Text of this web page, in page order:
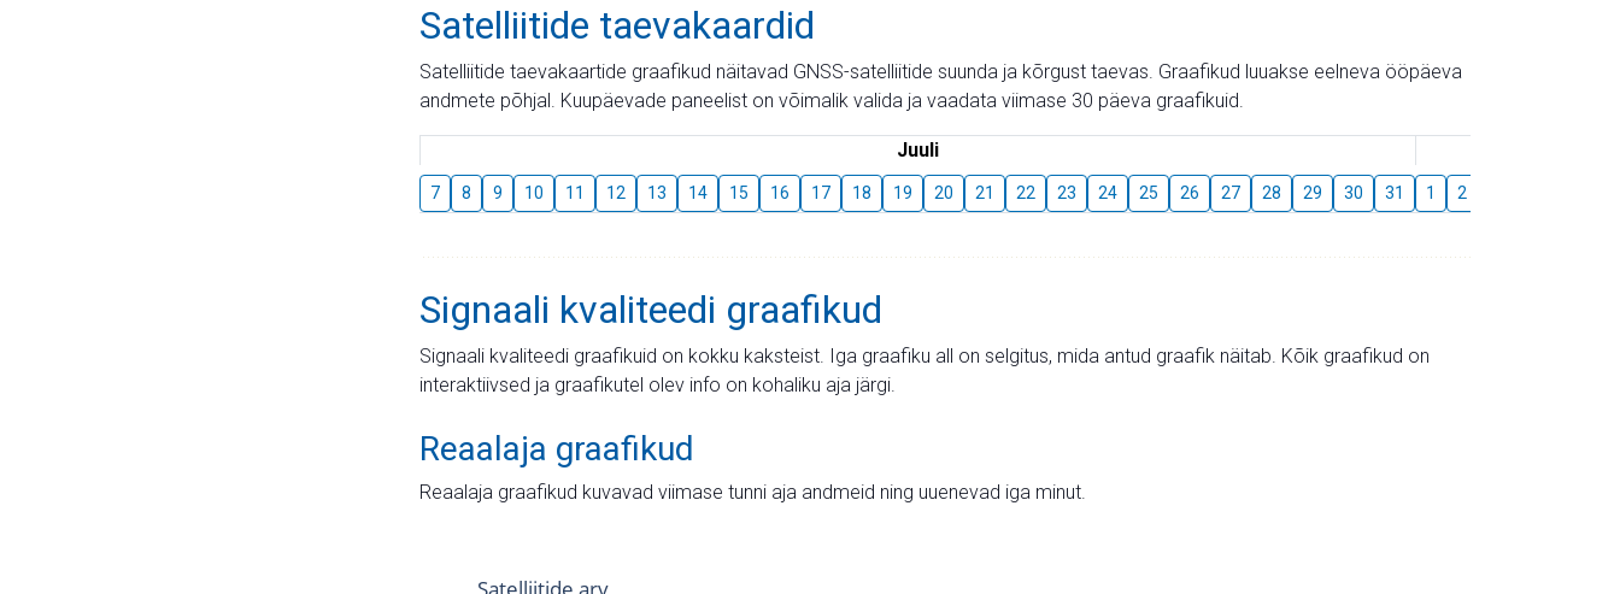
Satelliitide taevakaardid
Satelliitide taevakaartide graafikud näitavad GNSS-satelliitide suunda ja kõrgust taevas. Graafikud luuakse eelneva ööpäeva
andmete põhjal. Kuupäevade paneelist on võimalik valida ja vaadata viimase 30 päeva graafikuid.
Juuli
7 8 9 10 11 12 13 14 15 16 17 18 19 20 21 22 23 24 25 26 27 28 29 30 31 1 2
Signaali kvaliteedi graafikud
Signaali kvaliteedi graafikuid on kokku kaksteist. Iga graafiku all on selgitus, mida antud graafik näitab. Kõik graafikud on
interaktiivsed ja graafikutel olev info on kohaliku aja järgi.
Reaalaja graafikud
Reaalaja graafikud kuvavad viimase tunni aja andmeid ning uuenevad iga minut.